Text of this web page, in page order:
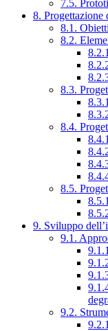
7.5.
8. Progettazione
8.1.
8.2.
8.3.
8.4.
8.5.
9. Sviluppo
9.1.
9.2.